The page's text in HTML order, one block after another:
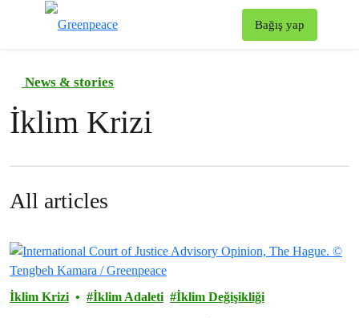
Bağış yap
News & stories
İklim Krizi
All articles
İklim Krizi İklim Adaleti İklim Değişikliği